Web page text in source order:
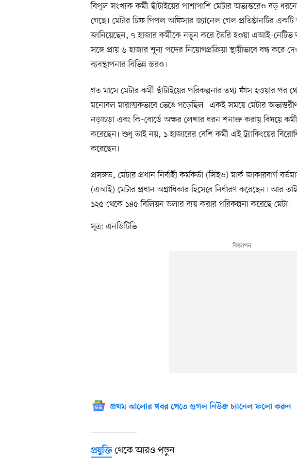
বিপুল সংখ্যক কর্মী ছাঁটাইয়ের পাশাপাশি মেটার অভ্যন্তরেও বড়
গেছে। মেটার চিফ পিপল অফিসার জ্যানেল গেল প্রতিষ্ঠানটির
জানিয়েছেন, ৭ হাজার কর্মীকে নতুন করে তৈরি হওয়া এআই-
সঙ্গে প্রায় ৬ হাজার শূন্য পদের নিয়োগপ্রক্রিয়া স্থায়ীভাবে বন্ধ করে
ব্যবস্থাপনার বিভিন্ন স্তরও।
গত মাসে মেটার কর্মী ছাঁটাইয়ের পরিকল্পনার তথ্য ফাঁস হওয়ার পর
মনোবল মারাত্মকভাবে ভেঙে পড়েছিল। একই সময়ে মেটার অভ্যন্তরীণ
নড়াচড়া এবং কি-বোর্ডে অক্ষর লেখার ধরন শনাক্ত করায় বিষয়ে
করেছেন। শুধু তাই নয়, ১ হাজারের বেশি কর্মী এই ট্র্যাকিংয়ের
করেছেন।
প্রসঙ্গত, মেটার প্রধান নির্বাহী কর্মকর্তা (সিইও) মার্ক জাকারবার্গ
(এআই) মেটার প্রধান অগ্রাধিকার হিসেবে নির্ধারণ করেছেন।
১২৫ থেকে ১৪৫ বিলিয়ন ডলার ব্যয় করার পরিকল্পনা করেছে মেটা।
সূত্র: এনডিটিভি
প্রথম আলোর খবর পেতে গুগল নিউজ চ্যানেল ফলো করুন
প্রযুক্তি থেকে আরও পড়ুন